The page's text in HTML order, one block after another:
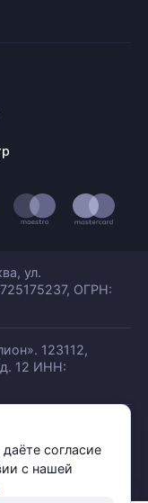
согласие
с нашей
ул.
ОГРН:
123112,
д. 12 ИНН: